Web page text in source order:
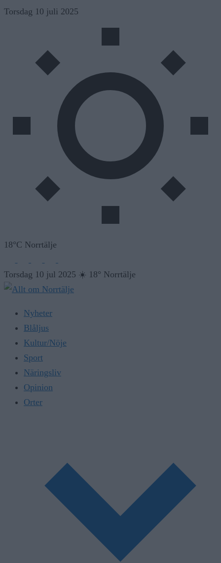
Skip
Torsdag 10 juli 2025
18°C Norrtälje
Torsdag 10 jul 2025 ☀️ 18° Norrtälje
Nyheter
Blåljus
Kultur/Nöje
Sport
Näringsliv
Opinion
Orter